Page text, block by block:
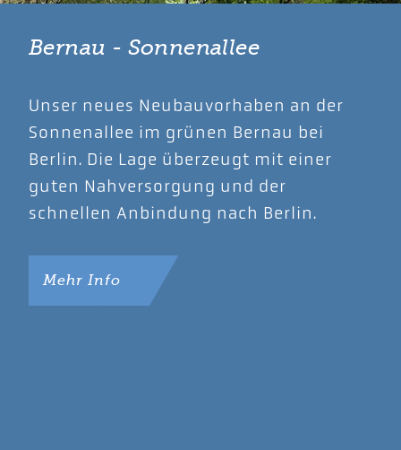
Bernau - Sonnenallee
Unser neues Neubauvorhaben an der
Sonnenallee im grünen Bernau bei
Berlin. Die Lage überzeugt mit einer
guten Nahversorgung und der
schnellen Anbindung nach Berlin.
Mehr Info